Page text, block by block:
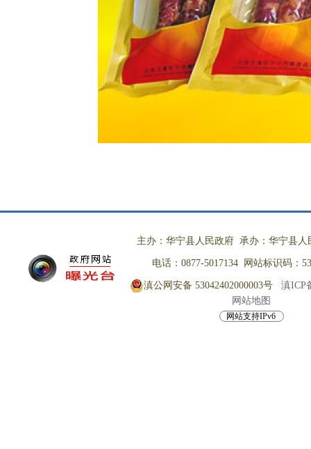
主办：华宁县人民政府 承办：华宁县人
电话：0877-5017134 网站标识码：
滇公网安备 53042402000003号
滇ICP
网站地图
网站支持IPv6